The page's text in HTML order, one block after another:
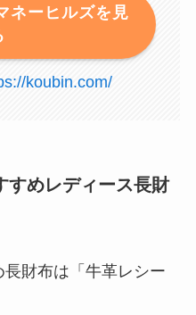
ネーヒルズを見
koubin.com/
すめレディース長財
財布は「牛革レシー